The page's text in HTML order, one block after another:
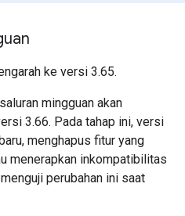
ke versi 3.65.
mingguan akan
3.66. Pada tahap ini, versi
menghapus fitur yang
menerapkan inkompatibilitas
perubahan ini saat